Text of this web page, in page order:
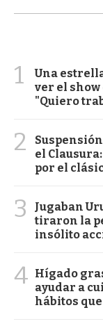
1
Una
ver el show
"Quiero
2
el
por el
3
Jugaban
tiraron la
insólito
4 Hígado
ayudar a
hábitos